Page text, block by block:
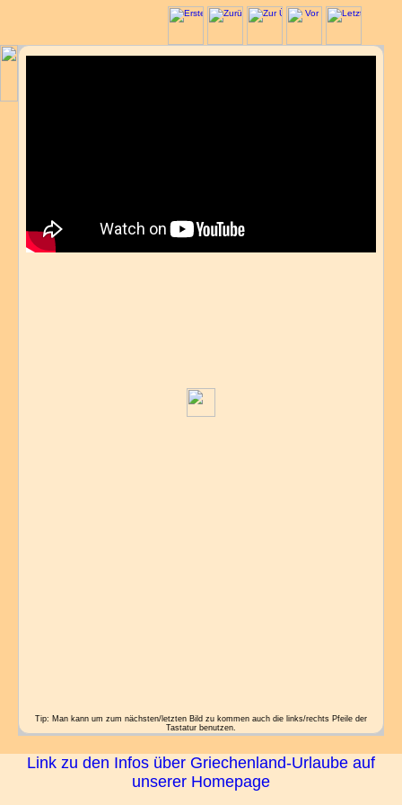
Tip: Man kann um zum nächsten/letzten Bild zu kommen auch die links/rechts Pfeile der
Tastatur benutzen.
Link zu den Infos über Griechenland-Urlaube auf
unserer Homepage